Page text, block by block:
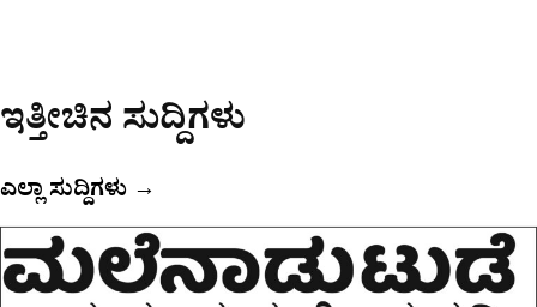
ಇತ್ತೀಚಿನ ಸುದ್ದಿಗಳು
ಎಲ್ಲಾ ಸುದ್ದಿಗಳು →